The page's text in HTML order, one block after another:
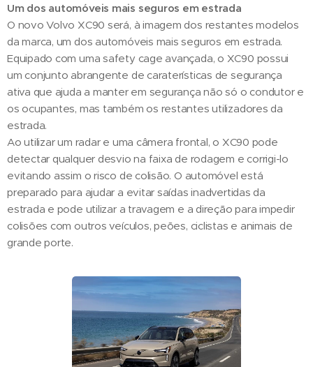
Um dos automóveis mais seguros em estrada
O novo Volvo XC90 será, à imagem dos restantes modelos
da marca, um dos automóveis mais seguros em estrada.
Equipado com uma safety cage avançada, o XC90 possui
um conjunto abrangente de caraterísticas de segurança
ativa que ajuda a manter em segurança não só o condutor e
os ocupantes, mas também os restantes utilizadores da
estrada.
Ao utilizar um radar e uma câmera frontal, o XC90 pode
detectar qualquer desvio na faixa de rodagem e corrigi-lo
evitando assim o risco de colisão. O automóvel está
preparado para ajudar a evitar saídas inadvertidas da
estrada e pode utilizar a travagem e a direção para impedir
colisões com outros veículos, peões, ciclistas e animais de
grande porte.